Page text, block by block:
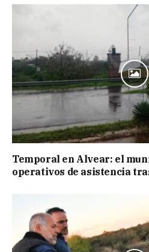
Temporal en Alvear: el
operativos de asistencia